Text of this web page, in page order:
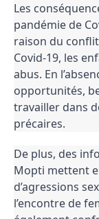
Les
pandémie de
raison du
Covid-19, les
abus. En
opportunités,
travailler dans
précaires.
De plus, des
Mopti mettent
d’agressions
l’encontre de